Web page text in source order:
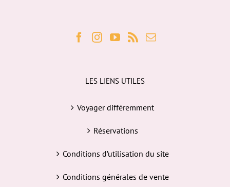
LES LIENS UTILES
Voyager différemment
Réservations
Conditions d’utilisation du site
Conditions générales de vente